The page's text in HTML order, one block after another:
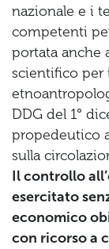
nazionale e i
competenti
portata anche
scientifico per
DDG del 1°
propedeutico
sulla
Il controllo
esercitato
economico
con ricorso a